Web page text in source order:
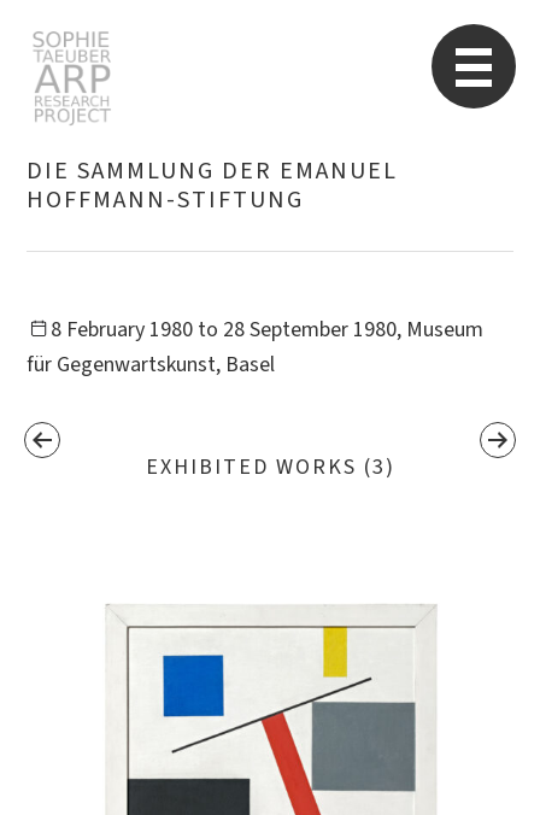
for:
DIE SAMMLUNG DER EMANUEL
HOFFMANN-STIFTUNG
8 February 1980 to 28 September 1980, Museum
für Gegenwartskunst, Basel
EXHIBITED WORKS (3)